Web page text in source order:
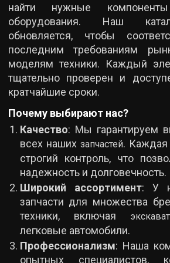
найти нужные
оборудования. Наш
обновляется, чтобы
последним требованиям
моделям техники. Каждый
тщательно проверен и
кратчайшие сроки.
Почему выбирают нас?
Качество: Мы гарантируем
всех наших запчастей. Каждая
строгий контроль, что
надежность и долговечность.
Широкий ассортимент: У
запчасти для множества
техники, включая
легковые автомобили.
Профессионализм: Наша
опытных специалистов,